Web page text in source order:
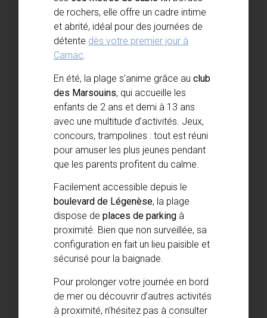
de rochers, elle offre un cadre intime
et abrité, idéal pour des journées de
détente dès votre premier jour à
Carnac.
En été, la plage s’anime grâce au club
des Marsouins, qui accueille les
enfants de 2 ans et demi à 13 ans
avec une multitude d’activités. Jeux,
concours, trampolines : tout est réuni
pour amuser les plus jeunes pendant
que les parents profitent du calme.
Facilement accessible depuis le
boulevard de Légenèse, la plage
dispose de places de parkingà
proximité. Bien que non surveillée, sa
configuration en fait un lieu paisible et
sécurisé pour la baignade.
Pour prolonger votre journée en bord
de mer ou découvrir d’autres activités
à proximité, n’hésitez pas à consulter